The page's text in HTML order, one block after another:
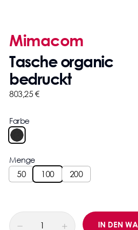
Mimacom
Tasche organic
bedruckt
803,25€
Farbe
Menge
50 100 200
IN DEN